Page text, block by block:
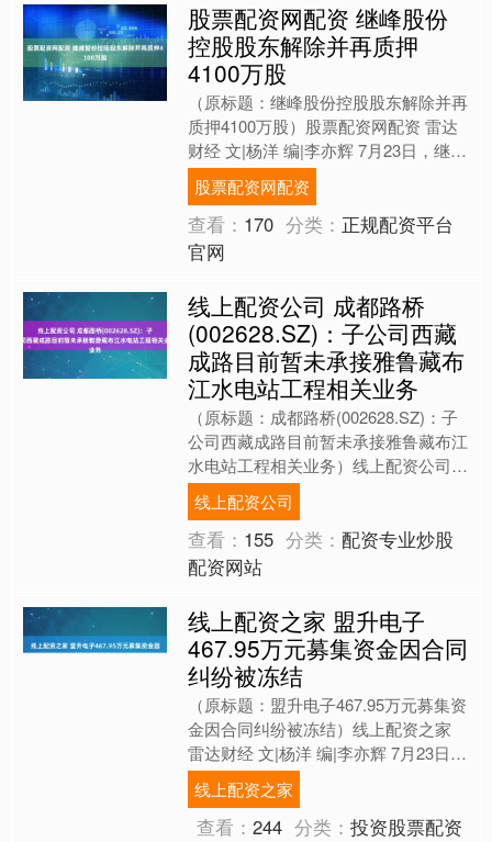
股票配资网配资 继峰股份
控股股东解除并再质押
4100万股
（原标题：继峰股份控股股东解除并再
质押4100万股）股票配资网配资 雷达
财经 文|杨洋 编|李亦辉 7月23日，继峰
股份（603997）发布公告称，控股股
东宁波....
股票配资网配资
查看： 170 分类： 正规配资平台
官网
线上配资公司 成都路桥
(002628.SZ)：子公司西藏
成路目前暂未承接雅鲁藏布
江水电站工程相关业务
（原标题：成都路桥(002628.SZ)：子
公司西藏成路目前暂未承接雅鲁藏布江
水电站工程相关业务）线上配资公司
格隆汇7月24日丨成都路桥
(002628.SZ)....
线上配资公司
查看： 155 分类：配资专业炒股
配资网站
线上配资之家 盟升电子
467.95万元募集资金因合同
纠纷被冻结
（原标题：盟升电子467.95万元募集资
金因合同纠纷被冻结）线上配资之家
雷达财经 文|杨洋 编|李亦辉 7月23日，
盟升电子（证券代码：688311）发布
公告....
线上配资之家
查看：244 分类：投资股票配资